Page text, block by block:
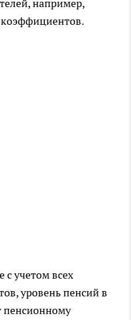
например,
с учетом всех
уровень пенсий в
пенсионному